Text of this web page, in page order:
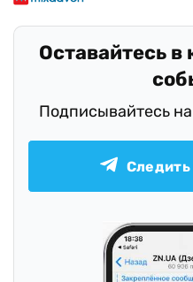
Оставайтесь в
Подписывайтесь
Следить